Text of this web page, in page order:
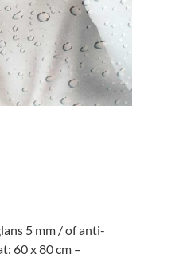
5 mm / of anti-
60 x 80 cm –